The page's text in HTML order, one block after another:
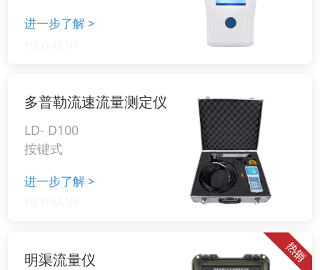
进一步了解>
多普勒流速流量测定仪
LD- D100
按键式
进一步了解>
明渠流量仪